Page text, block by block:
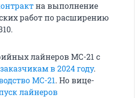
на выполнение
работ по расширению
лайнеров МС-21 с
в 2024 году.
МС-21. Но вице-
лайнеров